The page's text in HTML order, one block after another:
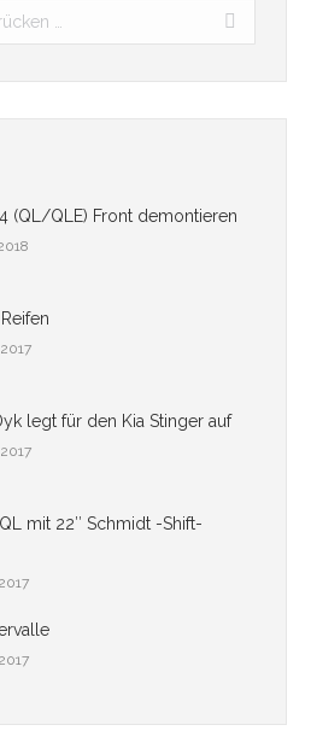
(QL/QLE) Front demontieren
legt für den Kia Stinger auf
mit 22″ Schmidt -Shift-